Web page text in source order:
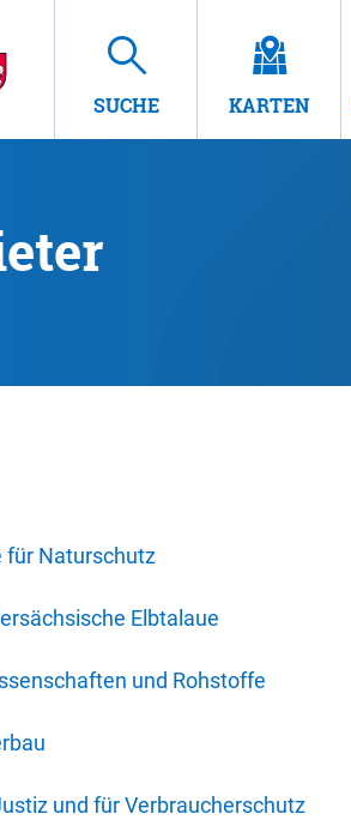
SUCHE KARTEN
für Naturschutz
Elbtalaue
und Rohstoffe
und für Verbraucherschutz